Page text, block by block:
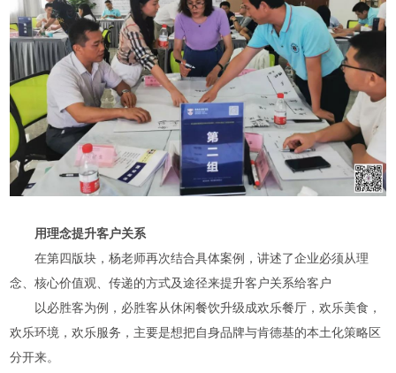
用理念提升客户关系
在第四版块，杨老师再次结合具体案例，讲述了企业必须从理
念、核心价值观、传递的方式及途径来提升客户关系给客户
以必胜客为例，必胜客从休闲餐饮升级成欢乐餐厅，欢乐美食，
欢乐环境，欢乐服务，主要是想把自身品牌与肯德基的本土化策略区
分开来。